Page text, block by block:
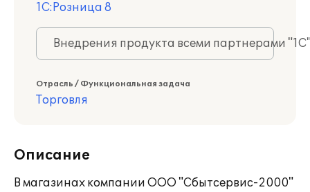
1С:Розница 8
Внедрения продукта всеми партнерами
Отрасль / Функциональная задача
Торговля
Описание
В магазинах компании ООО "Сбытсервис-2000"